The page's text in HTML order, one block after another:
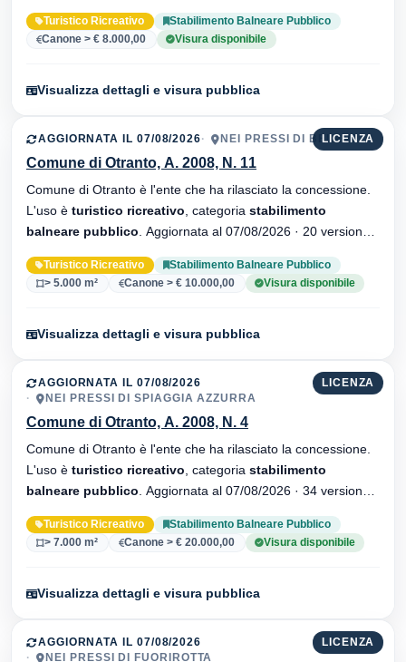
Turistico Ricreativo
Stabilimento Balneare Pubblico
Canone > € 8.000,00
Visura disponibile
Visualizza dettagli e visura pubblica
LICENZA
AGGIORNATA IL 07/08/2026 NEI PRESSI DI BELAMI
Comune di Otranto, A. 2008, N. 11
Comune di Otranto è l'ente che ha rilasciato la concessione.
L'uso è turistico ricreativo , categoria stabilimento
balneare pubblico
Turistico Ricreativo
Stabilimento Balneare Pubblico
> 5.000 m²
Canone > € 10.000,00 Visura disponibile
Visualizza dettagli e visura pubblica
LICENZA
AGGIORNATA IL 07/08/2026
NEI PRESSI DI SPIAGGIA AZZURRA
Comune di Otranto, A. 2008, N. 4
Comune di Otranto è l'ente che ha rilasciato la concessione.
L'uso è turistico ricreativo , categoria stabilimento
balneare pubblico
Turistico Ricreativo
Stabilimento Balneare Pubblico
> 7.000 m²
Canone > € 20.000,00 Visura disponibile
Visualizza dettagli e visura pubblica
LICENZA
AGGIORNATA IL 07/08/2026
NEI PRESSI DI FUORIROTTA